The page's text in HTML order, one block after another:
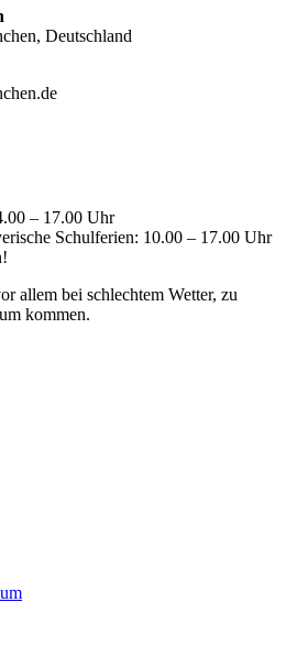
Deutschland
– 17.00 Uhr
Schulferien: 10.00 – 17.00 Uhr
allem bei schlechtem Wetter, zu
kommen.